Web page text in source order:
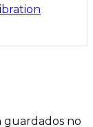
guardados no